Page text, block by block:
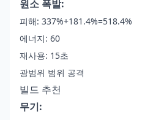
원소 폭발:
피해: 337%+181.4%=518.4%
에너지: 60
재사용: 15초
광범위 범위 공격
빌드 추천
무기: